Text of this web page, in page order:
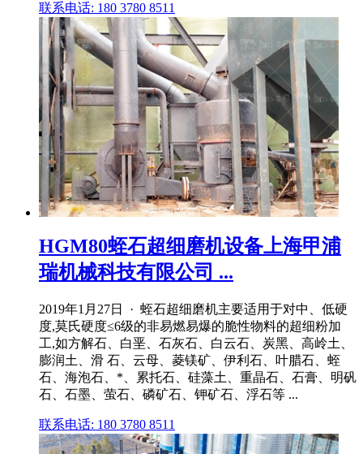
联系电话: 180 3780 8511
HGM80蛭石超细磨机设备上海甲浦
瑞机械科技有限公司 ...
2019年1月27日 · 蛭石超细磨机主要适用于对中、低硬
度,莫氏硬度≤6级的非易燃易爆的脆性物料的超细粉加
工,如方解石、白垩、石灰石、白云石、炭黑、高岭土、
膨润土、滑 石、云母、菱镁矿、伊利石、叶腊石、蛭
石、海泡石、*、累托石、硅藻土、重晶石、石膏、明矾
石、石墨、萤石、磷矿石、钾矿石、浮石等 ...
联系电话: 180 3780 8511